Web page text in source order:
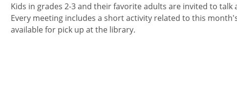
Kids in grades 2-3 and their favorite adults are invited to talk
Every meeting includes a short activity related to this
available for pick up at the library.